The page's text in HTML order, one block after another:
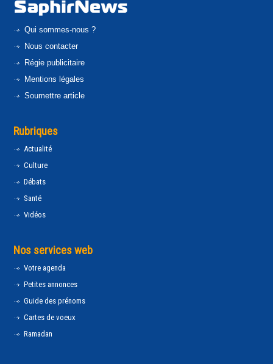
Qui sommes-nous ?
Nous contacter
Régie publicitaire
Mentions légales
Soumettre article
Rubriques
Actualité
Culture
Débats
Santé
Vidéos
Nos services web
Votre agenda
Petites annonces
Guide des prénoms
Cartes de voeux
Ramadan